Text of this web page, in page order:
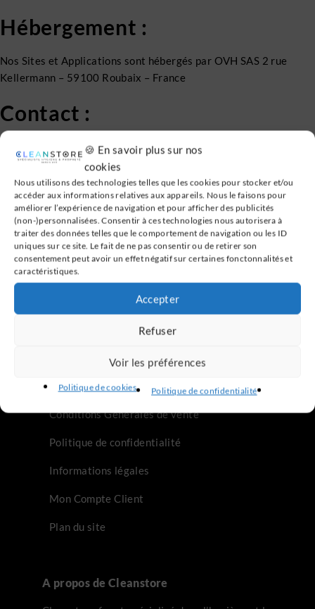
🍪 En savoir plus sur nos
cookies
Nous utilisons des technologies telles que les cookies pour stocker et/ou
accéder aux informations relatives aux appareils. Nous le faisons pour
améliorer l’expérience de navigation et pour afficher des publicités
(non-)personnalisées. Consentir à ces technologies nous autorisera à
traiter des données telles que le comportement de navigation ou les ID
uniques sur ce site. Le fait de ne pas consentir ou de retirer son
consentement peut avoir un effet négatif sur certaines fonctonnalités et
caractéristiques.
Accepter
Refuser
Voir les préférences
Politique de cookies Politique de confidentialité
Hébergement :
Nos Sites et Applications sont hébergés par OVH SAS 2 rue
Kellermann – 59100 Roubaix – France
Contact :
Tel : 04 12 10 21 00
Mail : contact@cleanstore.fr
Notre site
Accueil
WC Japonais
Infos Légales
Conditions Générales de vente
Politique de confidentialité
Informations légales
Mon Compte Client
Plan du site
A propos de Cleanstore